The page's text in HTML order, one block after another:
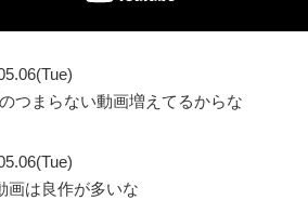
つまらない動画増えてるからな
画は良作が多いな